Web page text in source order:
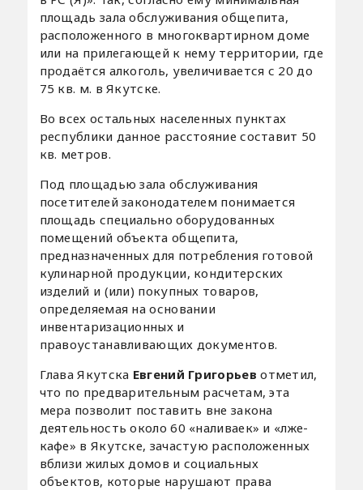
площадь зала обслуживания общепита,
расположенного в многоквартирном доме
или на прилегающей к нему территории, где
продаётся алкоголь, увеличивается с 20 до
75 кв. м. в Якутске.
Во всех остальных населенных пунктах
республики данное расстояние составит 50
кв. метров.
Под площадью зала обслуживания
посетителей законодателем понимается
площадь специально оборудованных
помещений объекта общепита,
предназначенных для потребления готовой
кулинарной продукции, кондитерских
изделий и (или) покупных товаров,
определяемая на основании
инвентаризационных и
правоустанавливающих документов.
Глава Якутска Евгений Григорьев отметил,
что по предварительным расчетам, эта
мера позволит поставить вне закона
деятельность около 60 «наливаек» и «лже-
кафе» в Якутске, зачастую расположенных
вблизи жилых домов и социальных
объектов, которые нарушают права